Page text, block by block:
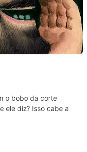
o bobo da corte
ele diz? Isso cabe a